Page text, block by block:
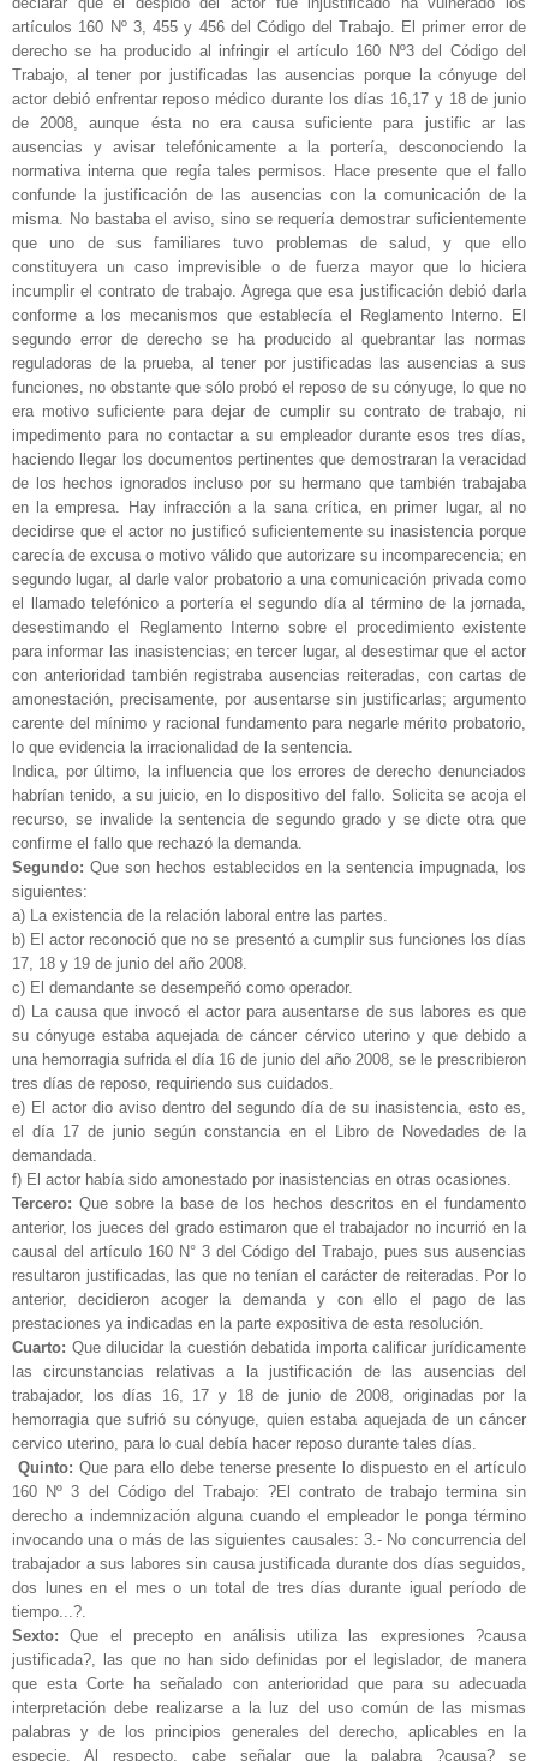
artículos 160 Nº 3, 455 y 456 del Código del Trabajo. El primer error de
derecho se ha producido al infringir el artículo 160 Nº3 del Código del
Trabajo, al tener por justificadas las ausencias porque la cónyuge del
actor debió enfrentar reposo médico durante los días 16,17 y 18 de junio
de 2008, aunque ésta no era causa suficiente para justific ar las
ausencias y avisar telefónicamente a la portería, desconociendo la
normativa interna que regía tales permisos. Hace presente que el fallo
confunde la justificación de las ausencias con la comunicación de la
misma. No bastaba el aviso, sino se requería demostrar suficientemente
que uno de sus familiares tuvo problemas de salud, y que ello
constituyera un caso imprevisible o de fuerza mayor que lo hiciera
incumplir el contrato de trabajo. Agrega que esa justificación debió darla
conforme a los mecanismos que establecía el Reglamento Interno. El
segundo error de derecho se ha producido al quebrantar las normas
reguladoras de la prueba, al tener por justificadas las ausencias a sus
funciones, no obstante que sólo probó el reposo de su cónyuge, lo que no
era motivo suficiente para dejar de cumplir su contrato de trabajo, ni
impedimento para no contactar a su empleador durante esos tres días,
haciendo llegar los documentos pertinentes que demostraran la veracidad
de los hechos ignorados incluso por su hermano que también trabajaba
en la empresa. Hay infracción a la sana crítica, en primer lugar, al no
decidirse que el actor no justificó suficientemente su inasistencia porque
carecía de excusa o motivo válido que autorizare su incomparecencia; en
segundo lugar, al darle valor probatorio a una comunicación privada como
el llamado telefónico a portería el segundo día al término de la jornada,
desestimando el Reglamento Interno sobre el procedimiento existente
para informar las inasistencias; en tercer lugar, al desestimar que el actor
con anterioridad también registraba ausencias reiteradas, con cartas de
amonestación, precisamente, por ausentarse sin justificarlas; argumento
carente del mínimo y racional fundamento para negarle mérito probatorio,
lo que evidencia la irracionalidad de la sentencia.
Indica, por último, la influencia que los errores de derecho denunciados
habrían tenido, a su juicio, en lo dispositivo del fallo. Solicita se acoja el
recurso, se invalide la sentencia de segundo grado y se dicte otra que
confirme el fallo que rechazó la demanda.
Segundo: Que son hechos establecidos en la sentencia impugnada, los
siguientes:
a) La existencia de la relación laboral entre las partes.
b) El actor reconoció que no se presentó a cumplir sus funciones los días
17, 18 y 19 de junio del año 2008.
c) El demandante se desempeñó como operador.
d) La causa que invocó el actor para ausentarse de sus labores es que
su cónyuge estaba aquejada de cáncer cérvico uterino y que debido a
una hemorragia sufrida el día 16 de junio del año 2008, se le prescribieron
tres días de reposo, requiriendo sus cuidados.
e) El actor dio aviso dentro del segundo día de su inasistencia, esto es,
el día 17 de junio según constancia en el Libro de Novedades de la
demandada.
f) El actor había sido amonestado por inasistencias en otras ocasiones.
Tercero: Que sobre la base de los hechos descritos en el fundamento
anterior, los jueces del grado estimaron que el trabajador no incurrió en la
causal del artículo 160 N° 3 del Código del Trabajo, pues sus ausencias
resultaron justificadas, las que no tenían el carácter de reiteradas. Por lo
anterior, decidieron acoger la demanda y con ello el pago de las
prestaciones ya indicadas en la parte expositiva de esta resolución.
Cuarto: Que dilucidar la cuestión debatida importa calificar jurídicamente
las circunstancias relativas a la justificación de las ausencias del
trabajador, los días 16, 17 y 18 de junio de 2008, originadas por la
hemorragia que sufrió su cónyuge, quien estaba aquejada de un cáncer
cervico uterino, para lo cual debía hacer reposo durante tales días.
Quinto: Que para ello debe tenerse presente lo dispuesto en el artículo
160 Nº 3 del Código del Trabajo: ?El contrato de trabajo termina sin
derecho a indemnización alguna cuando el empleador le ponga término
invocando una o más de las siguientes causales: 3.- No concurrencia del
trabajador a sus labores sin causa justificada durante dos días seguidos,
dos lunes en el mes o un total de tres días durante igual período de
tiempo...?.
Sexto: Que el precepto en análisis utiliza las expresiones ?causa
justificada?, las que no han sido definidas por el legislador, de manera
que esta Corte ha señalado con anterioridad que para su adecuada
interpretación debe realizarse a la luz del uso común de las mismas
palabras y de los principios generales del derecho, aplicables en la
especie. Al respecto, cabe señalar que la palabra ?causa? se